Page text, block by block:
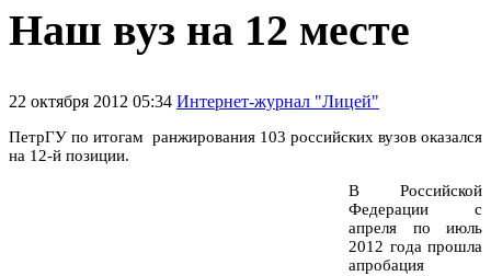
Наш вуз на 12 месте
22 октября 2012 05:34 Интернет-журнал "Лицей"
ПетрГУ по итогам ранжирования 103 российских вузов оказался
на 12-й позиции.
В Российской
Федерации с
апреля по июль
2012 года прошла
апробация